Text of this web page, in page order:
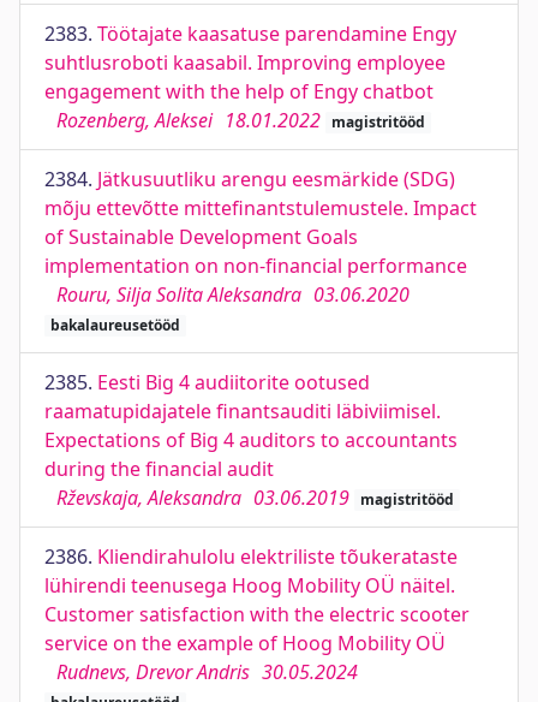
2383. Töötajate kaasatuse parendamine Engy
suhtlusroboti kaasabil. Improving employee
engagement with the help of Engy chatbot
Rozenberg, Aleksei 18.01.2022 magistritööd
2384. Jätkusuutliku arengu eesmärkide (SDG)
mõju ettevõtte mittefinantstulemustele. Impact
of Sustainable Development Goals
implementation on non-financial performance
Rouru, Silja Solita Aleksandra 03.06.2020
bakalaureusetööd
2385. Eesti Big 4 audiitorite ootused
raamatupidajatele finantsauditi läbiviimisel.
Expectations of Big 4 auditors to accountants
during the financial audit
Rževskaja, Aleksandra 03.06.2019 magistritööd
2386. Kliendirahulolu elektriliste tõukerataste
lühirendi teenusega Hoog Mobility OÜ näitel.
Customer satisfaction with the electric scooter
service on the example of Hoog Mobility OÜ
Rudnevs, Drevor Andris 30.05.2024